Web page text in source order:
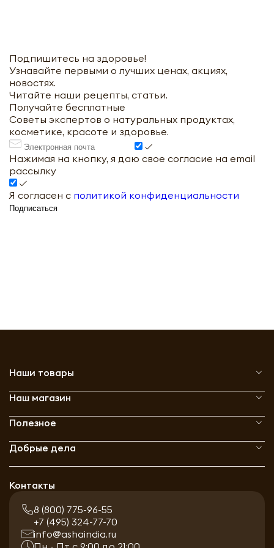
Подпишитесь на здоровье!
Узнавайте первыми о лучших ценах, акциях,
новостях.
Читайте наши рецепты, статьи.
Получайте бесплатные
Советы экспертов о натуральных продуктах,
косметике, красоте и здоровье.
Нажимая на кнопку, я даю свое согласие на email
рассылку
Я согласен с политикой конфиденциальности
Подписаться
Наши товары
Наш магазин
Полезное
Добрые дела
Контакты
8 (800) 775-96-55
+7 (495) 324-77-70
info@ashaindia.ru